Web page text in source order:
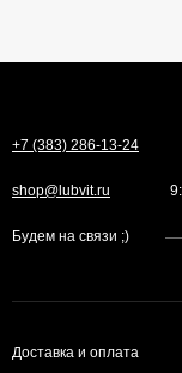
+7 (383) 286-13-24
shop@lubvit.ru
Будем на связи ;)
Доставка и оплата